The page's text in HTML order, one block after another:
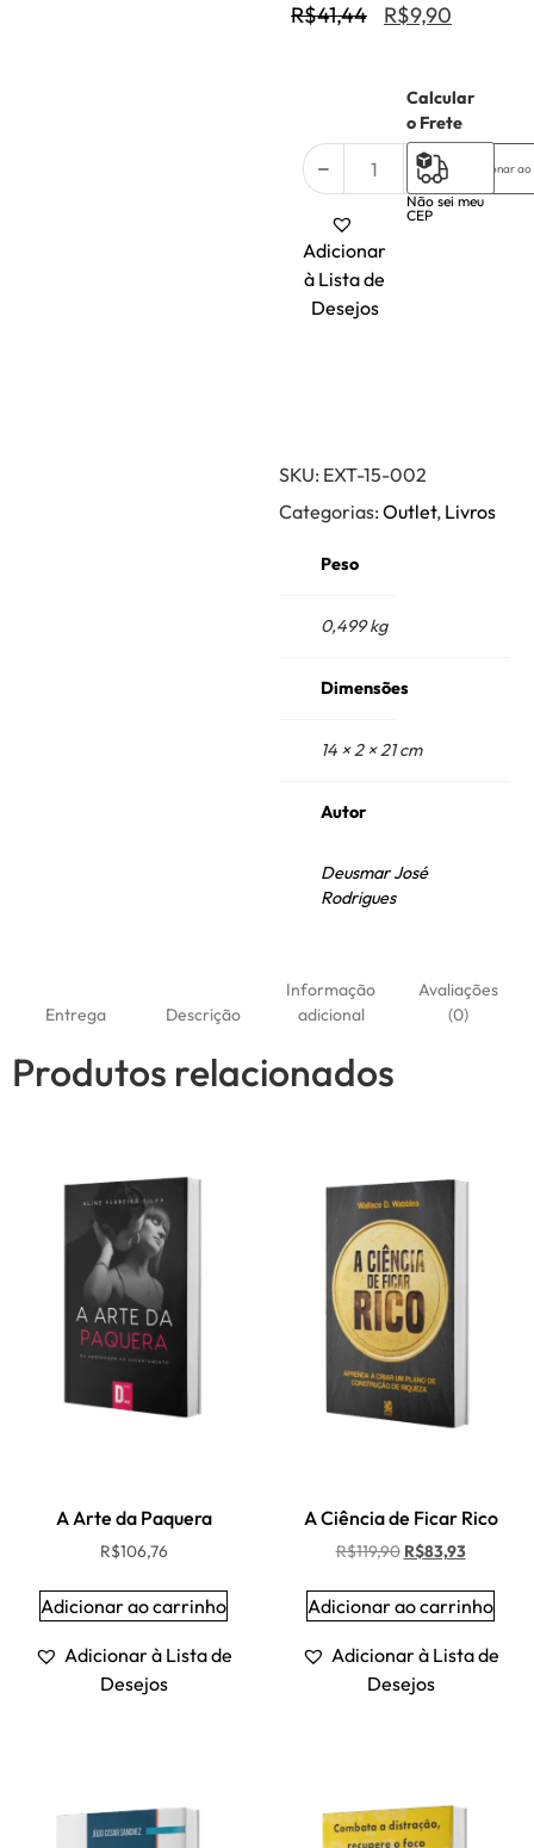
R$41,44 R$9,90
Adicionar
Adicionar
à Lista de
Desejos
Calcular
o Frete
Não sei meu
CEP
SKU: EXT-15-002
Categorias: Outlet, Livros
Peso
0,499 kg
Dimensões
14 × 2 × 21 cm
Autor
Deusmar José
Rodrigues
Entrega Descrição
Informação
adicional
Avaliações
(0)
Produtos relacionados
A Arte da Paquera
R$106,76
Adicionar ao carrinho
Adicionar à Lista de
Desejos
A Ciência de Ficar Rico
R$119,90 R$83,93
Adicionar ao carrinho
Adicionar à Lista de
Desejos